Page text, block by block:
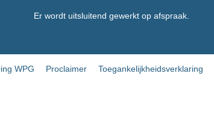
Er wordt uitsluitend gewerkt op afspraak.
WPG Proclaimer Toegankelijkheidsverklaring